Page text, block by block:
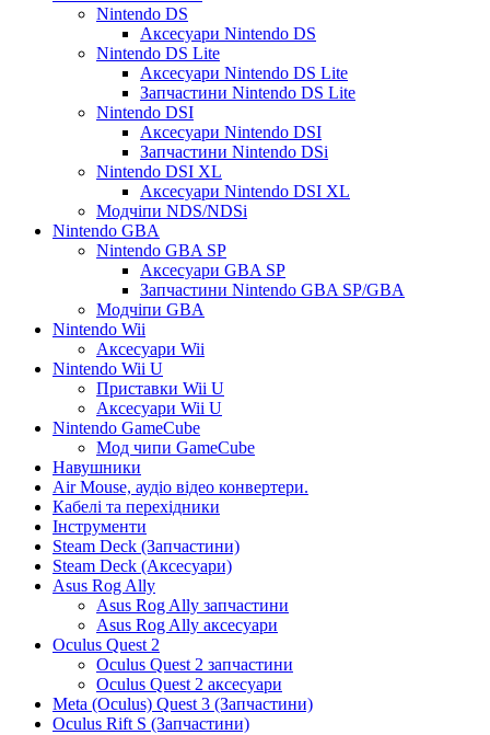
Nintendo DS
Аксесуари Nintendo DS
Nintendo DS Lite
Аксесуари Nintendo DS Lite
Запчастини Nintendo DS Lite
Nintendo DSI
Аксесуари Nintendo DSI
Запчастини Nintendo DSi
Nintendo DSI XL
Аксесуари Nintendo DSI XL
Модчіпи NDS/NDSi
Nintendo GBA
Nintendo GBA SP
Аксесуари GBA SP
Запчастини Nintendo GBA SP/GBA
Модчіпи GBA
Nintendo Wii
Аксесуари Wii
Nintendo Wii U
Приставки Wii U
Аксесуари Wii U
Nintendo GameCube
Мод чипи GameCube
Навушники
Air Mouse, аудіо відео конвертери.
Кабелі та перехідники
Інструменти
Steam Deck (Запчастини)
Steam Deck (Аксесуари)
Asus Rog Ally
Asus Rog Ally запчастини
Asus Rog Ally аксесуари
Oculus Quest 2
Oculus Quest 2 запчастини
Oculus Quest 2 аксесуари
Meta (Oculus) Quest 3 (Запчастини)
Oculus Rift S (Запчастини)